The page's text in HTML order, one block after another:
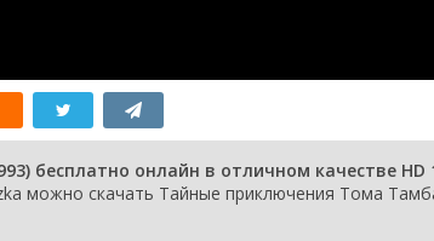
бесплатно онлайн в отличном качестве HD
можно скачать Тайные приключения Тома